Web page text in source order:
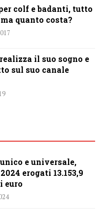
colf e badanti, tutto
quanto costa?
il suo sogno e
sul suo canale
e universale,
erogati 13.153,9
euro